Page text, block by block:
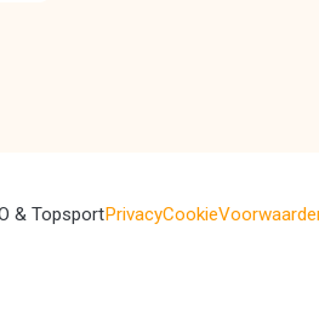
& TopsportPrivacyCookie